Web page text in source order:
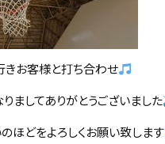
お客様と打ち合わせ
ましてありがとうございました
ほどをよろしくお願い致します